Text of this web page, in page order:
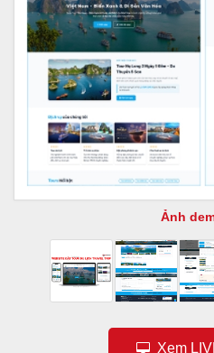
Ảnh
Xem